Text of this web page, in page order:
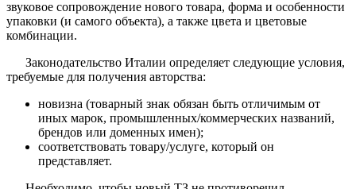
звуковое сопровождение нового товара, форма и особенности
упаковки (и самого объекта), а также цвета и цветовые
комбинации.
Законодательство Италии определяет следующие условия,
требуемые для получения авторства:
новизна (товарный знак обязан быть отличимым от
иных марок, промышленных/коммерческих названий,
брендов или доменных имен);
соответствовать товару/услуге, который он
представляет.